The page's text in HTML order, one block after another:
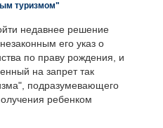
туризмом"
недавнее решение
его указ о
по праву рождения, и
на запрет так
подразумевающего
ребенком